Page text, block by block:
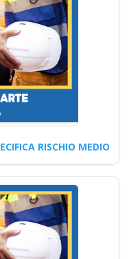
Quali
linee
la
dei
del
RISCHIO MEDIO